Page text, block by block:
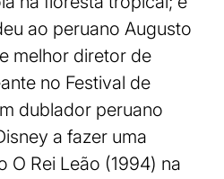
ao peruano Augusto
melhor diretor de
no Festival de
dublador peruano
a fazer uma
O Rei Leão (1994) na